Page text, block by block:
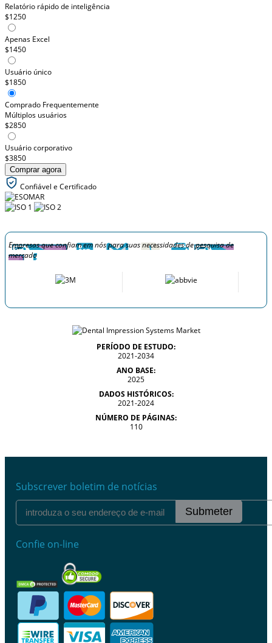
Relatório rápido de inteligência
$1250
Apenas Excel
$1450
Usuário único
$1850
Comprado Frequentemente
Múltiplos usuários
$2850
Usuário corporativo
$3850
Comprar agora
Confiável e Certificado
Empresas que confiam em nós para suas necessidades de pesquisa de
mercado
PERÍODO DE ESTUDO:
2021-2034
ANO BASE:
2025
DADOS HISTÓRICOS:
2021-2024
NÚMERO DE PÁGINAS:
110
Subscrever boletim de notícias
Submeter
Confie on-line